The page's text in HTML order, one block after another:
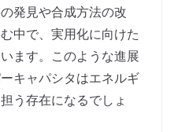
発見や合成方法の改
中で、実用化に向けた
ます。このような進展
キャパシタはエネルギ
う存在になるでしょ